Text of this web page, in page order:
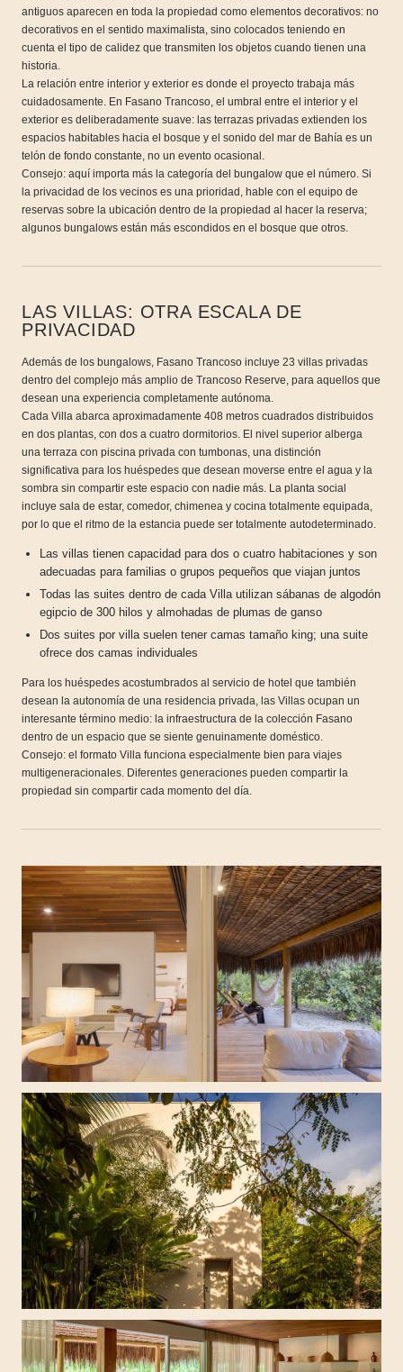
antiguos aparecen en toda la propiedad como elementos decorativos: no
decorativos en el sentido maximalista, sino colocados teniendo en
cuenta el tipo de calidez que transmiten los objetos cuando tienen una
historia.
La relación entre interior y exterior es donde el proyecto trabaja más
cuidadosamente. En Fasano Trancoso, el umbral entre el interior y el
exterior es deliberadamente suave: las terrazas privadas extienden los
espacios habitables hacia el bosque y el sonido del mar de Bahía es un
telón de fondo constante, no un evento ocasional.
Consejo: aquí importa más la categoría del bungalow que el número. Si
la privacidad de los vecinos es una prioridad, hable con el equipo de
reservas sobre la ubicación dentro de la propiedad al hacer la reserva;
algunos bungalows están más escondidos en el bosque que otros.
LAS VILLAS: OTRA ESCALA DE
PRIVACIDAD
Además de los bungalows, Fasano Trancoso incluye 23 villas privadas
dentro del complejo más amplio de Trancoso Reserve, para aquellos que
desean una experiencia completamente autónoma.
Cada Villa abarca aproximadamente 408 metros cuadrados distribuidos
en dos plantas, con dos a cuatro dormitorios. El nivel superior alberga
una terraza con piscina privada con tumbonas, una distinción
significativa para los huéspedes que desean moverse entre el agua y la
sombra sin compartir este espacio con nadie más. La planta social
incluye sala de estar, comedor, chimenea y cocina totalmente equipada,
por lo que el ritmo de la estancia puede ser totalmente autodeterminado.
Las villas tienen capacidad para dos o cuatro habitaciones y son
adecuadas para familias o grupos pequeños que viajan juntos
Todas las suites dentro de cada Villa utilizan sábanas de algodón
egipcio de 300 hilos y almohadas de plumas de ganso
Dos suites por villa suelen tener camas tamaño king; una suite
ofrece dos camas individuales
Para los huéspedes acostumbrados al servicio de hotel que también
desean la autonomía de una residencia privada, las Villas ocupan un
interesante término medio: la infraestructura de la colección Fasano
dentro de un espacio que se siente genuinamente doméstico.
Consejo: el formato Villa funciona especialmente bien para viajes
multigeneracionales. Diferentes generaciones pueden compartir la
propiedad sin compartir cada momento del día.